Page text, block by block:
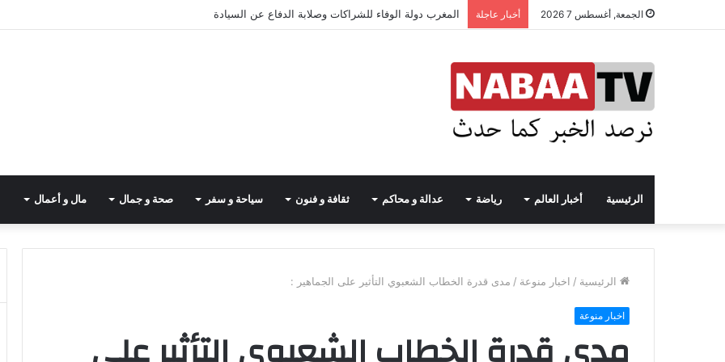
الجمعة, أغسطس 7 2026 أخبار عاجلة المغرب دولة الوفاء للشراكات وصلابة الدفاع عن السيادة
الرئيسية أخبار العالم رياضة عدالة و محاكم ثقافة و فنون سياحة و سفر صحة و جمال مال و أعمال
الرئيسية / اخبار منوعة / مدى قدرة الخطاب الشعبوي التأثير على الجماهير :
اخبار منوعة